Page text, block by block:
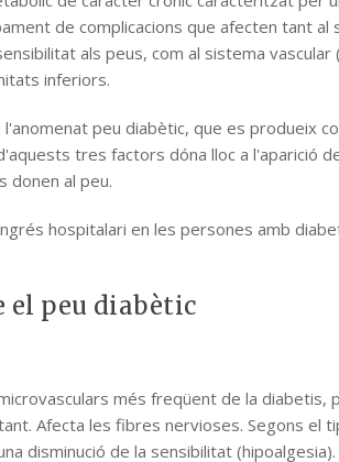
de complicacions que afecten tant
als peus, com al sistema
inferiors.
peu diabètic, que es produeix
tres factors dóna lloc a l'aparició
donen al peu.
hospitalari en les persones amb
el peu diabètic
més freqüent de la diabetis,
Afecta les fibres nervioses. Segons el
disminució de la sensibilitat